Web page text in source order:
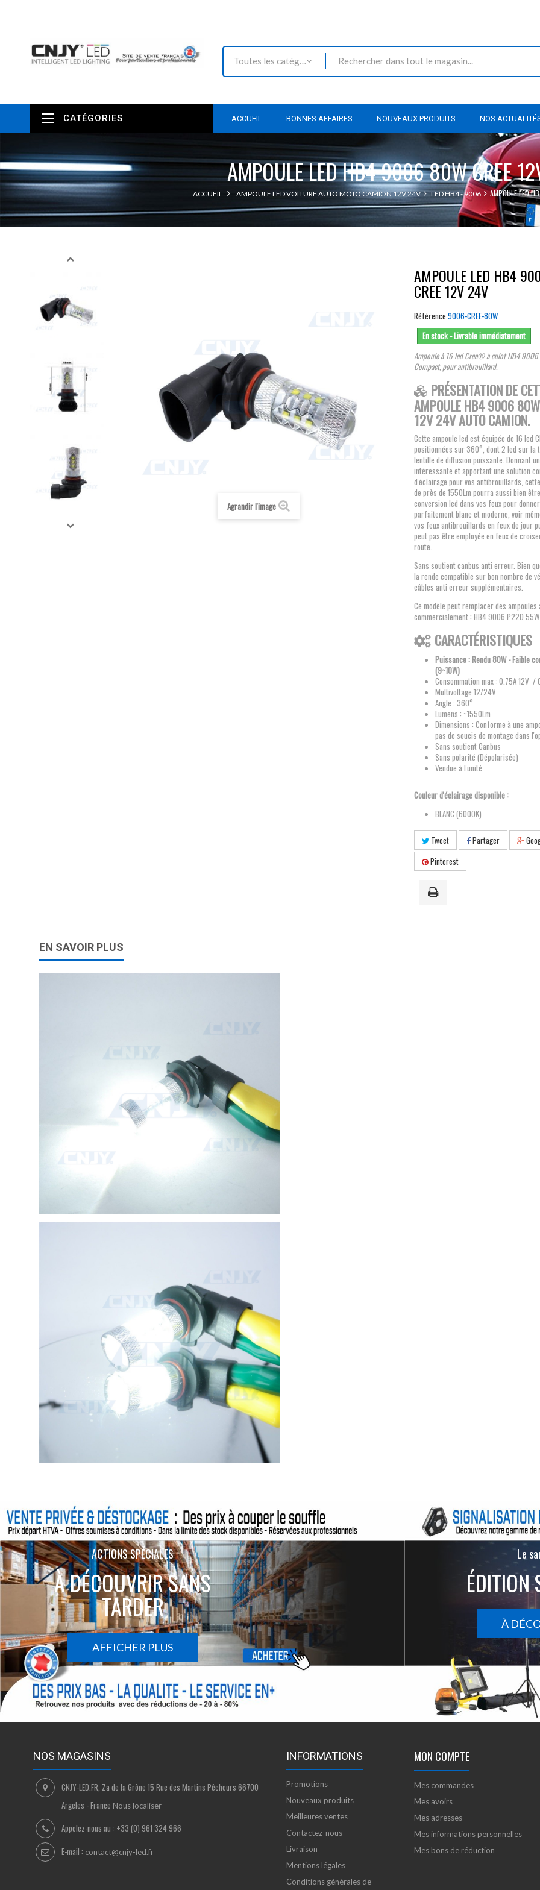
Toutes les catégories
ACCUEIL BONNES AFFAIRES NOUVEAUX PRODUITS NOS
CATÉGORIES
AMPOULE LED HB4 9006 80W CREE
ACCUEIL AMPOULE LED VOITURE AUTO MOTO CAMION 12V 24V LED HB4 - 9006 AMPOULE LED
Agrandir l'image
AMPOULE LED HB4
CREE 12V 24V
Référence 9006-CREE-80W
En stock - Livrable immédiatement
Ampoule à 16 led Cree®à culot HB4 9006
Compact, pour antibrouillard.
PRÉSENTATION DE
AMPOULE HB4 9006
12V 24V AUTO CAMION.
Cette ampoule led est équipée de 16 led
positionnées sur 360°, dont 2 led sur la
lentille de diffusion puissante. Donnant
intéressante et apportant une solution
d'éclairage pour vos antibrouillards,
de près de 1550Lm pourra aussi bien
conversion led dans vos feux pour
parfaitement blanc et moderne, voir
vos feux antibrouillards en feux de jour
peut pas être employée en feux de
route.
Sans soutient canbus anti erreur. Bien
la rende compatible sur bon nombre de
câbles anti erreur supplémentaires.
Ce modèle peut remplacer des ampoules
commercialement : HB4 9006 P22D 55W
CARACTÉRISTIQUES
Puissance : Rendu 80W - Faible
(9~10W)
Consommation max : 0.75A 12V /
Multivoltage 12/24V
Angle : 360°
Lumens : ~1550Lm
Dimensions : Conforme à une
pas de soucis de montage dans
Sans soutient Canbus
Sans polarité (Dépolarisée)
Vendue à l'unité
Couleur d'éclairage disponible :
BLANC (6000K)
Tweet Partager
Pinterest
EN SAVOIR PLUS
ACTIONS SPÉCIALES
À DÉCOUVRIR SANS
TARDER
AFFICHER PLUS
Le
ÉDITION
À
NOS MAGASINS
CNJY-LED.FR, Za de la Grône 15 Rue des Martins Pêcheurs 66700
Argeles - France Nous localiser
Appelez-nous au : +33 (0) 961 324 966
E-mail : contact@cnjy-led.fr
INFORMATIONS
Promotions
Nouveaux produits
Meilleures ventes
Contactez-nous
Livraison
Mentions légales
Conditions générales de
MON COMPTE
Mes commandes
Mes avoirs
Mes adresses
Mes informations personnelles
Mes bons de réduction